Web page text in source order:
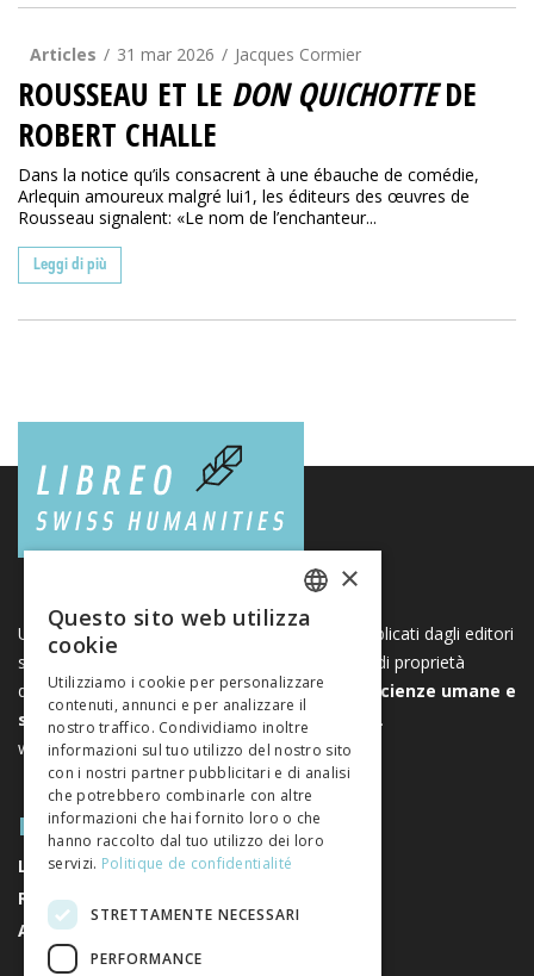
Articles 31 mar 2026 Jacques Cormier
ROUSSEAU ET LE DON QUICHOTTEDE
ROBERT CHALLE
Dans la notice qu’ils consacrent à une ébauche de comédie,
Arlequin amoureux malgré lui1, les éditeurs des œuvres de
Rousseau signalent: «Le nom de l’enchanteur...
Leggi di più
Una piattaforma unica per i libri e le riviste pubblicati dagli editori
svizzeri di scienze umane e sociali. Libreo.ch è di proprietà
dell’
Associazione svizzera degli editori di scienze umane e
sociali. È un’associazione senza scopo di lucro.
www.editeurssuisses.ch
MAPPA DEL SITO
LIBRI
RIVISTE
AUTORI
FRENCH
×
Questo sito web utilizza
cookie
Utilizziamo i cookie per personalizzare
contenuti, annunci e per analizzare il
nostro traffico. Condividiamo inoltre
informazioni sul tuo utilizzo del nostro sito
con i nostri partner pubblicitari e di analisi
che potrebbero combinarle con altre
informazioni che hai fornito loro o che
hanno raccolto dal tuo utilizzo dei loro
servizi. Politique de confidentialité
STRETTAMENTE NECESSARI
PERFORMANCE